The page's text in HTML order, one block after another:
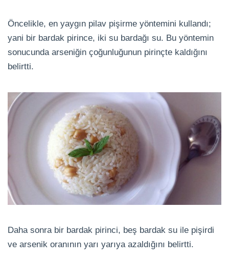
Öncelikle, en yaygın pilav pişirme yöntemini kullandı;
yani bir bardak pirince, iki su bardağı su. Bu yöntemin
sonucunda arseniğin çoğunluğunun pirinçte kaldığını
belirtti.
Daha sonra bir bardak pirinci, beş bardak su ile pişirdi
ve arsenik oranının yarı yarıya azaldığını belirtti.